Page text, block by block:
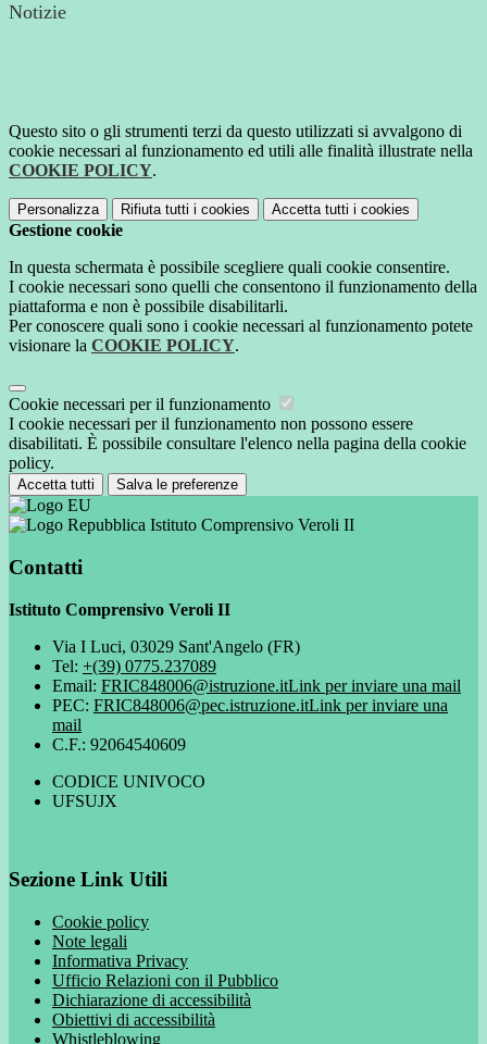
Notizie
Questo sito o gli strumenti terzi da questo utilizzati si avvalgono di
cookie necessari al funzionamento ed utili alle finalità illustrate nella
COOKIE POLICY.
Personalizza Rifiuta tutti i cookies Accetta tutti i cookies
Gestione cookie
In questa schermata è possibile scegliere quali cookie consentire.
I cookie necessari sono quelli che consentono il funzionamento della
piattaforma e non è possibile disabilitarli.
Per conoscere quali sono i cookie necessari al funzionamento potete
visionare la COOKIE POLICY.
Cookie necessari per il funzionamento
I cookie necessari per il funzionamento non possono essere
disabilitati. È possibile consultare l'elenco nella pagina della cookie
policy.
Accetta tutti Salva le preferenze
Istituto Comprensivo Veroli II
Contatti
Istituto Comprensivo Veroli II
Via I Luci, 03029 Sant'Angelo (FR)
Tel: +(39) 0775.237089
Email: FRIC848006@istruzione.itLink per inviare una mail
PEC: FRIC848006@pec.istruzione.itLink per inviare una
mail
C.F.: 92064540609
CODICE UNIVOCO
UFSUJX
Sezione Link Utili
Cookie policy
Note legali
Informativa Privacy
Ufficio Relazioni con il Pubblico
Dichiarazione di accessibilità
Obiettivi di accessibilità
Whistleblowing